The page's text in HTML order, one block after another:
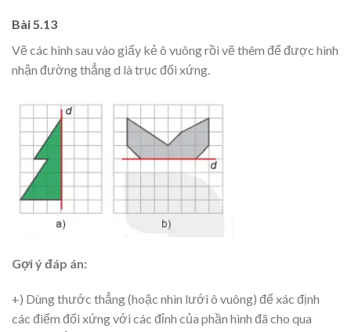
Bài 5.13
Vẽ các hình sau vào giấy kẻ ô vuông rồi vẽ thêm để được hình
nhận đường thẳng d là trục đối xứng.
Gợi ý đáp án:
+) Dùng thước thẳng (hoặc nhìn lưới ô vuông) để xác định
các điểm đối xứng với các đỉnh của phần hình đã cho qua